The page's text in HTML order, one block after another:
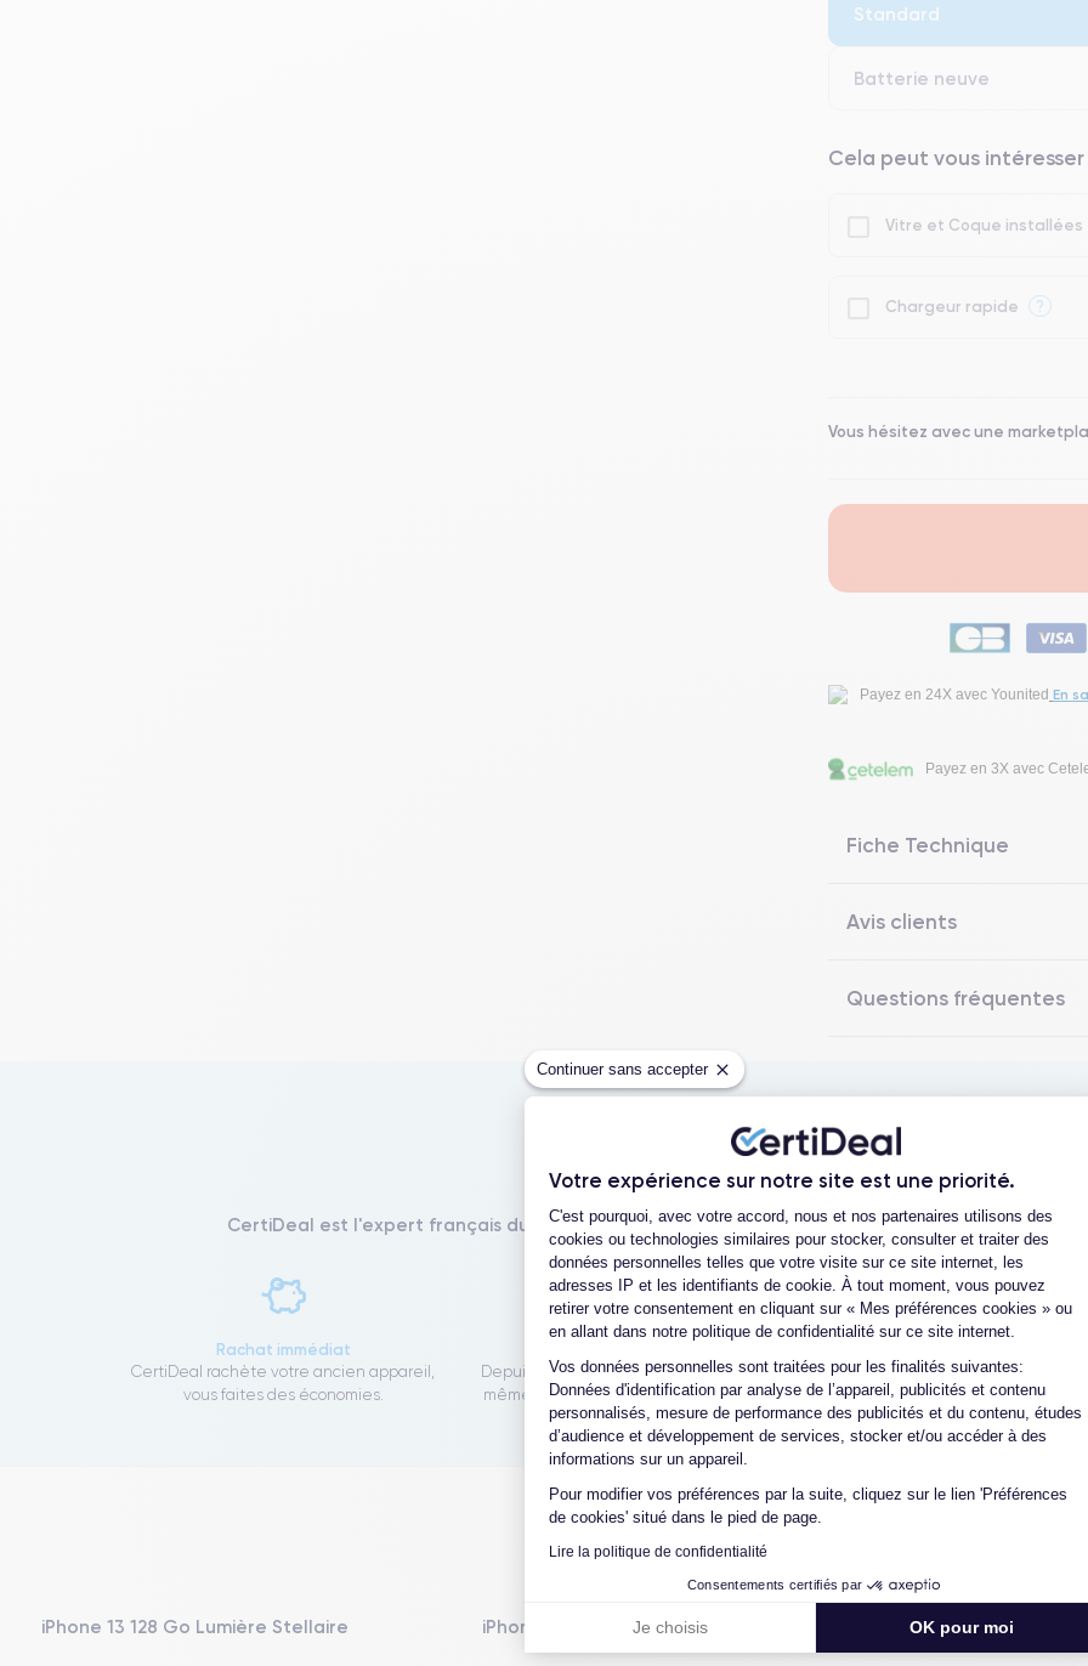
Continuer sans accepter
Votre expérience sur notre site est une priorité.
Plateforme de Gestion du
C'est pourquoi, avec votre accord, nous et nos partenaires utilisons des
cookies ou technologies similaires pour stocker, consulter et traiter des
données personnelles telles que votre visite sur ce site internet, les
adresses IP et les identifiants de cookie. À tout moment, vous pouvez
retirer votre consentement en cliquant sur « Mes préférences cookies » ou
en allant dans notre politique de confidentialité sur ce site internet.
Vos données personnelles sont traitées pour les finalités suivantes:
Données d'identification par analyse de l’appareil, publicités et contenu
personnalisés, mesure de performance des publicités et du contenu, études
d’audience et développement de services, stocker et/ou accéder à des
informations sur un appareil.
Pour modifier vos préférences par la suite, cliquez sur le lien 'Préférences
de cookies' situé dans le pied de page.
Lire la politique de confidentialité
Consentements certifiés par
Je choisis OK pour moi
Axeptio consent
Standard
Batterie neuve
Cela peut vous intéresser
Vitre et Coque installées
Chargeur rapide ?
Vous hésitez avec une
Payez en 24X avec Younited En
Payez en 3X avec
Fiche Technique
Avis clients
Questions fréquentes
Les garanties CertiDeal
CertiDeal est l'expert français du reconditionné. En achetant ici, vous bénéficiez de garanties
Rachat immédiat
CertiDeal rachète votre ancien appareil,
vous faites des économies.
Depuis 10 ans, nous reconditionnons nous-
même tous nos produits pour un maximum
de qualité.
Nos équipes sont en contact
notre atelier pour une résolution
cas de pépin.
Vous aimerez aussi
iPhone 13 128 Go Lumière Stellaire iPhone 13 Pro Max 128 Go Or iPhone 13 Pro Max